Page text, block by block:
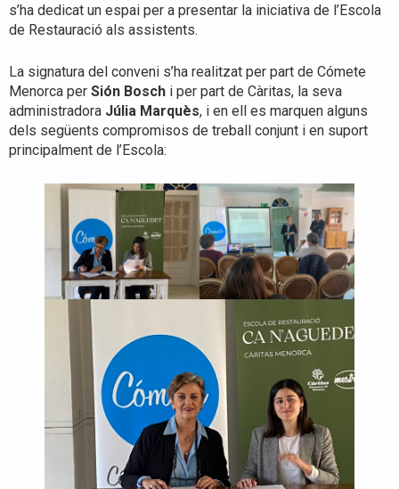
s’ha dedicat un espai per a presentar la iniciativa de l’Escola
de Restauració als assistents.
La signatura del conveni s’ha realitzat per part de Cómete
Menorca per Sión Bosch i per part de Càritas, la seva
administradora Júlia Marquès, i en ell es marquen alguns
dels següents compromisos de treball conjunt i en suport
principalment de l’Escola: